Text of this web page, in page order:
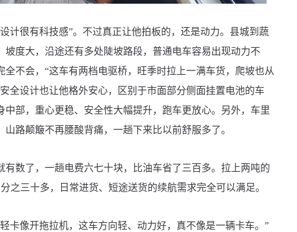
计很有科技感”。不过真正让他拍板的，还是动力。县城到蔬
坡度大，沿途还有多处陡坡路段，普通电车容易出现动力不
全不会，“这车有两档电驱桥，旺季时拉上一满车货，爬坡也从
全设计也让他格外安心，区别于市面部分侧面挂置电池的车
中部，重心更稳、安全性大幅提升，跑车更放心。另外，车里
路颠簸不再腰酸背痛，一趟下来比以前舒服多了。
数了，一趟电费六七十块，比油车省了三百多。拉上两吨的
之三十多，日常进货、短途送货的续航需求完全可以满足。
卡像开拖拉机，这车方向轻、动力好，真不像是一辆卡车。”